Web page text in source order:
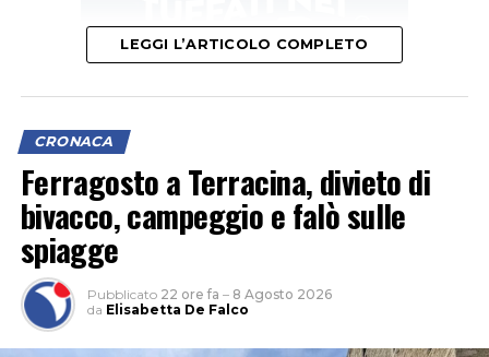
L’ipotesi è quella di un veicolo finito contro le tre auto,
il cui conducente non si sarebbe fermato dopo l’impatto
per verificare i danni né per lasciare i propri dati,
facendo perdere le proprie tracce.
LEGGI L’ARTICOLO COMPLETO
CRONACA
Ferragosto a Terracina, divieto di
bivacco, campeggio e falò sulle
spiagge
Pubblicato 22 ore fa – 8 Agosto 2026
da Elisabetta De Falco